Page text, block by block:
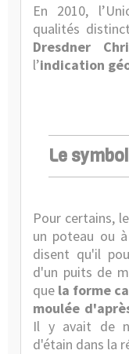
En 2010,
qualités
Dresdner
l’indication
Le
Pour certains,
un poteau ou
disent qu'il
d'un puits de
que la forme
moulée
Il y avait de
d'étain dans la